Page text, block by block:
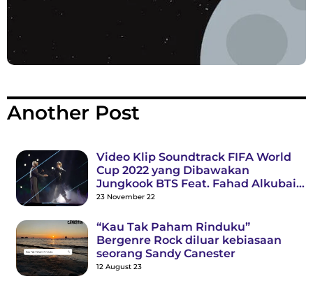
Another Post
Video Klip Soundtrack FIFA World
Cup 2022 yang Dibawakan
Jungkook BTS Feat. Fahad Alkubaisi
Trending Nomor 1
23 November 22
“Kau Tak Paham Rinduku”
Bergenre Rock diluar kebiasaan
seorang Sandy Canester
12 August 23